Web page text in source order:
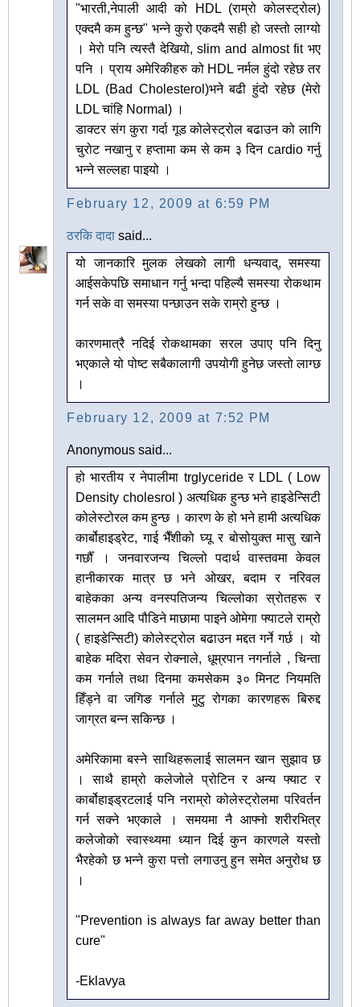
"भारती,नेपाली आदी को HDL (राम्रो कोलस्ट्रोल)
एक्दमै कम हुन्छ" भन्ने कुरो एकदमै सही हो जस्तो लाग्यो
। मेरो पनि त्यस्तै देखियो, slim and almost fit भए
पनि । प्राय अमेरिकीहरु को HDL नर्मल हुंदो रहेछ तर
LDL (Bad Cholesterol)भने बढी हुंदो रहेछ (मेरो
LDL चांहि Normal) ।
डाक्टर संग कुरा गर्दा गूड कोलेस्ट्रोल बढाउन को लागि
चुरोट नखानु र हप्तामा कम से कम ३ दिन cardio गर्नु
भन्ने सल्लहा पाइयो ।
February 12, 2009 at 6:59 PM
ठरकि दादा said...
यो जानकारि मुलक लेखको लागी धन्यवाद्, समस्या
आईसकेपछि समाधान गर्नु भन्दा पहिल्यै समस्या रोकथाम
गर्न सके वा समस्या पन्छाउन सके राम्रो हुन्छ ।
कारणमात्रै नदिई रोकथामका सरल उपाए पनि दिनु
भएकाले यो पोष्ट सबैकालागी उपयोगी हुनेछ जस्तो लाग्छ
।
February 12, 2009 at 7:52 PM
Anonymous said...
हो भारतीय र नेपालीमा trglyceride र LDL ( Low
Density cholesrol ) अत्यधिक हुन्छ भने हाइडेन्सिटी
कोलेस्टोरल कम हुन्छ । कारण के हो भने हामी अत्यधिक
कार्बोहाइड्रेट, गाई भैँशीको घ्यू र बोसोयुक्त मासु खाने
गर्छौँ । जनवारजन्य चिल्लो पदार्थ वास्तवमा केवल
हानीकारक मात्र छ भने ओखर, बदाम र नरिवल
बाहेकका अन्य वनस्पतिजन्य चिल्लोका स्रोतहरू र
सालमन आदि पौडिने माछामा पाइने ओमेगा फ्याटले राम्रो
( हाइडेन्सिटी) कोलेस्ट्रोल बढाउन मद्दत गर्ने गर्छ । यो
बाहेक मदिरा सेवन रोक्नाले, धूम्रपान नगर्नाले , चिन्ता
कम गर्नाले तथा दिनमा कमसेकम ३० मिनट नियमति
हिँड्ने वा जगिङ गर्नाले मुटु रोगका कारणहरू बिरुद्द
जाग्रत बन्न सकिन्छ ।
अमेरिकामा बस्ने साथिहरूलाई सालमन खान सुझाव छ
। साथै हाम्रो कलेजोले प्रोटिन र अन्य फ्याट र
कार्बोहाइड्रटलाई पनि नराम्रो कोलेस्ट्रोलमा परिवर्तन
गर्न सक्ने भएकाले । समयमा नै आफ्नो शरीरभित्र
कलेजोको स्वास्थ्यमा ध्यान दिई कुन कारणले यस्तो
भैरहेको छ भन्ने कुरा पत्तो लगाउनु हुन समेत अनुरोध छ
।
"Prevention is always far away better than
cure"
-Eklavya